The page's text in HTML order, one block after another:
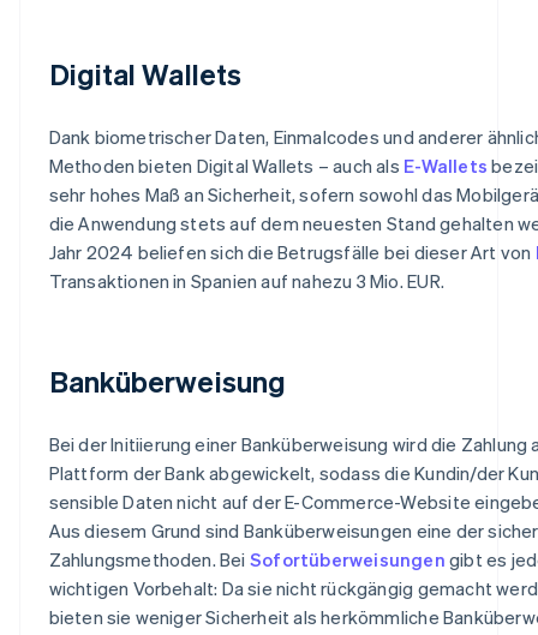
Digital Wallets
Dank biometrischer Daten, Einmalcodes und anderer
Methoden bieten Digital Wallets – auch als E-Wallets
sehr hohes Maß an Sicherheit, sofern sowohl das
die Anwendung stets auf dem neuesten Stand gehalten
Jahr 2024 beliefen sich die Betrugsfälle bei dieser Art von
Transaktionen in Spanien auf nahezu 3 Mio. EUR.
Banküberweisung
Bei der Initiierung einer Banküberweisung wird die Zahlung
Plattform der Bank abgewickelt, sodass die Kundin/der
sensible Daten nicht auf der E-Commerce-Website
Aus diesem Grund sind Banküberweisungen eine der
Zahlungsmethoden. Bei Sofortüberweisungen gibt es
wichtigen Vorbehalt: Da sie nicht rückgängig gemacht
bieten sie weniger Sicherheit als herkömmliche